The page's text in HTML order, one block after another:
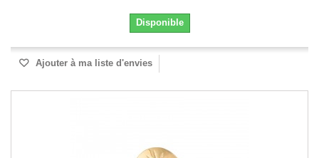
Disponible
Ajouter à ma liste d'envies